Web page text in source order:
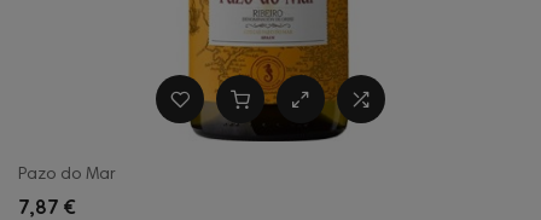
Pazo do Mar
7,87 €